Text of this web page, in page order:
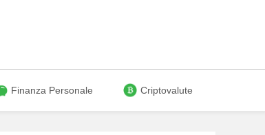
Finanza Personale Criptovalute